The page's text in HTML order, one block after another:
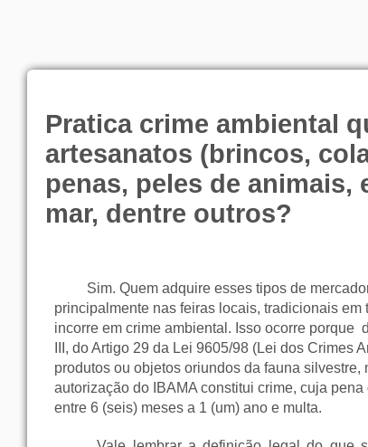
Pratica crime ambiental
artesanatos (brincos,
penas, peles de animais,
mar, dentre outros?
Sim. Quem adquire esses tipos de
principalmente nas feiras locais, tradicionais em
incorre em crime ambiental. Isso ocorre porque
III, do Artigo 29 da Lei 9605/98 (Lei dos Crimes
produtos ou objetos oriundos da fauna silvestre,
autorização do IBAMA constitui crime, cuja
entre 6 (seis) meses a 1 (um) ano e multa.